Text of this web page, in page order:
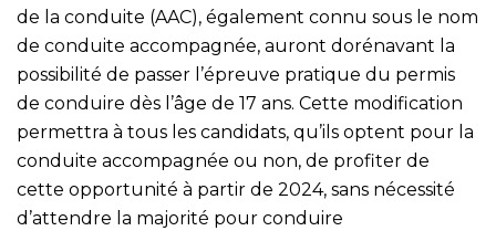
de la conduite (AAC), également connu sous le nom
de conduite accompagnée, auront dorénavant la
possibilité de passer l’épreuve pratique du permis
de conduire dès l’âge de 17 ans. Cette modification
permettra à tous les candidats, qu’ils optent pour la
conduite accompagnée ou non, de profiter de
cette opportunité à partir de 2024, sans nécessité
d’attendre la majorité pour conduire